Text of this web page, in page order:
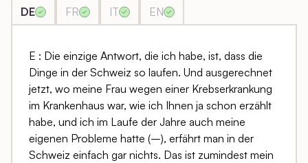
DE FR IT EN
E : Die einzige Antwort, die ich habe, ist, dass die
Dinge in der Schweiz so laufen. Und ausgerechnet
jetzt, wo meine Frau wegen einer Krebserkrankung
im Krankenhaus war, wie ich Ihnen ja schon erzählt
habe, und ich im Laufe der Jahre auch meine
eigenen Probleme hatte (–), erfährt man in der
Schweiz einfach gar nichts. Das ist zumindest mein